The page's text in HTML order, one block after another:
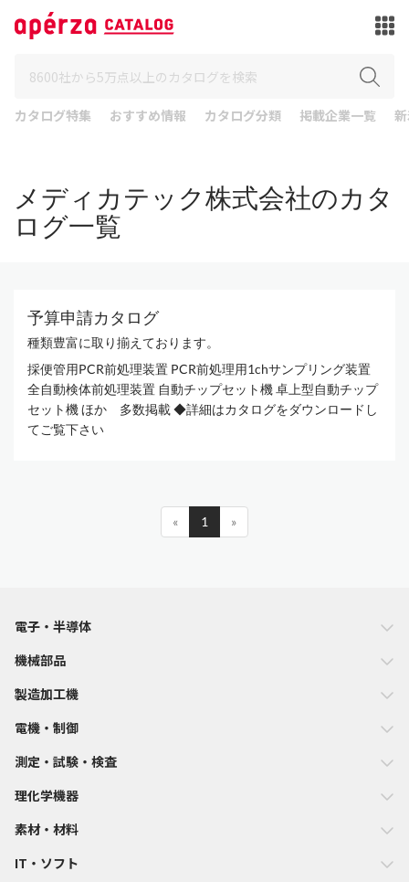
カタログ特集 おすすめ情報 カタログ分類 掲載企業一覧
メディカテック株式会社のカタ
ログ一覧
予算申請カタログ
種類豊富に取り揃えております。
採便管用PCR前処理装置 PCR前処理用1chサンプリング装置
全自動検体前処理装置 自動チップセット機 卓上型自動チップ
セット機 ほか 多数掲載 ◆詳細はカタログをダウンロードし
てご覧下さい
« 1 »
電子・半導体
機械部品
製造加工機
電機・制御
測定・試験・検査
理化学機器
素材・材料
IT・ソフト